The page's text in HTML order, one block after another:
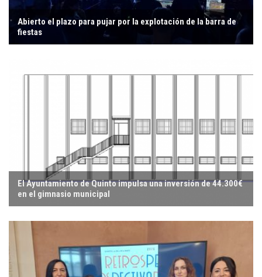
Abierto el plazo para pujar por la explotación de la barra de
fiestas
El Ayuntamiento de Quinto impulsa una inversión de 44.300€
en el gimnasio municipal